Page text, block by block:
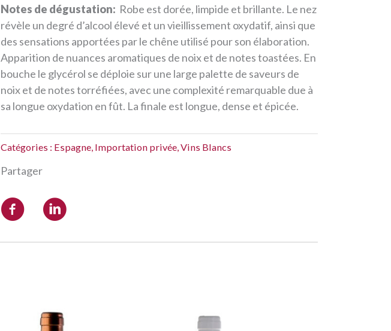
Notes de dégustation: Robe est dorée, limpide et brillante. Le nez
révèle un degré d’alcool élevé et un vieillissement oxydatif, ainsi que
des sensations apportées par le chêne utilisé pour son élaboration.
Apparition de nuances aromatiques de noix et de notes toastées. En
bouche le glycérol se déploie sur une large palette de saveurs de
noix et de notes torréfiées, avec une complexité remarquable due à
sa longue oxydation en fût. La finale est longue, dense et épicée.
Catégories : Espagne Importation privée Vins Blancs
Partager